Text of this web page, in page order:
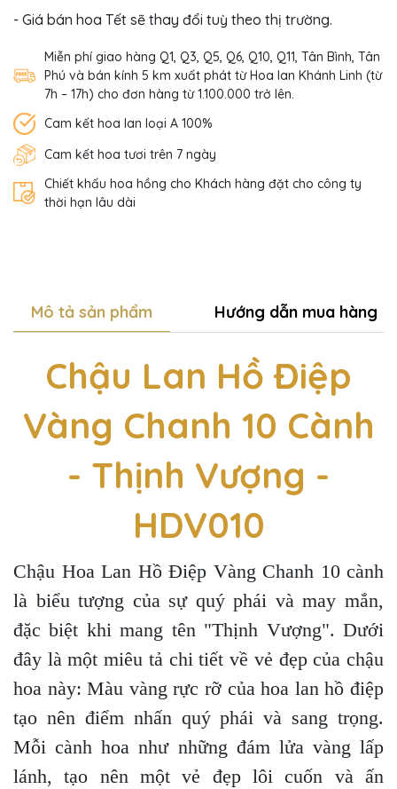
- Giá bán hoa Tết sẽ thay đổi tuỳ theo thị trường.
Miễn phí giao hàng Q1, Q3, Q5, Q6, Q10, Q11, Tân Bình, Tân
Phú và bán kính 5 km xuất phát từ Hoa lan Khánh Linh (từ
7h – 17h) cho đơn hàng từ 1.100.000 trở lên.
Cam kết hoa lan loại A 100%
Cam kết hoa tươi trên 7 ngày
Chiết khấu hoa hồng cho Khách hàng đặt cho công ty
thời hạn lâu dài
Mô tả sản phẩm Hướng dẫn mua hàng
Chậu Lan Hồ Điệp
Vàng Chanh 10 Cành
- Thịnh Vượng -
HDV010
Chậu Hoa Lan Hồ Điệp Vàng Chanh 10 cành
là biểu tượng của sự quý phái và may mắn,
đặc biệt khi mang tên "Thịnh Vượng". Dưới
đây là một miêu tả chi tiết về vẻ đẹp của chậu
hoa này: Màu vàng rực rỡ của hoa lan hồ điệp
tạo nên điểm nhấn quý phái và sang trọng.
Mỗi cành hoa như những đám lửa vàng lấp
lánh, tạo nên một vẻ đẹp lôi cuốn và ấn